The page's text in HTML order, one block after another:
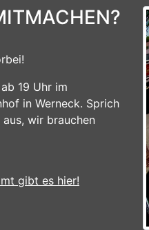
19 Uhr im
in Werneck. Sprich
wir brauchen
gibt es hier!